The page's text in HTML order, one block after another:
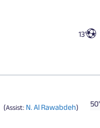
13'
50'
(Assist: N. Al Rawabdeh)